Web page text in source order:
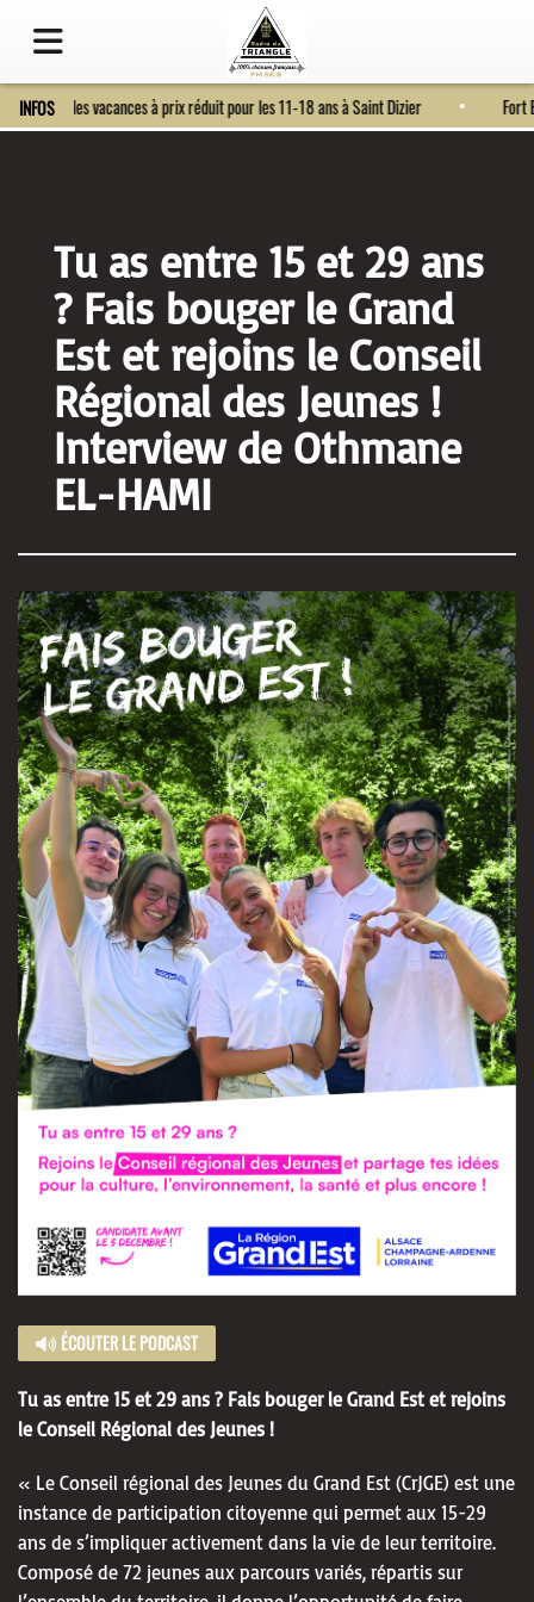
INFOS
Pass’été : des vacances à prix réduit pour les 11-18 ans à Saint Dizier
Tu as entre 15 et 29 ans
? Fais bouger le Grand
Est et rejoins le Conseil
Régional des Jeunes !
Interview de Othmane
EL-HAMI
ÉCOUTER LE PODCAST
Tu as entre 15 et 29 ans ? Fais bouger le Grand Est et rejoins
le Conseil Régional des Jeunes !
« Le Conseil régional des Jeunes du Grand Est (CrJGE) est une
instance de participation citoyenne qui permet aux 15-29
ans de s’impliquer activement dans la vie de leur territoire.
Composé de 72 jeunes aux parcours variés, répartis sur